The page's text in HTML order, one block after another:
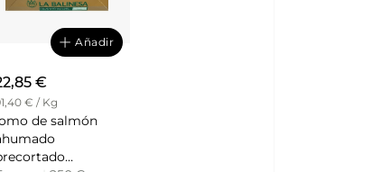
Añadir
€
€ / Kg
de salmón